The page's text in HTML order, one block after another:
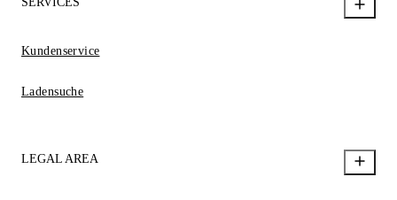
Kundenservice
Ladensuche
LEGAL AREA